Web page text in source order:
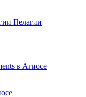
Пелагии
в Агиосе